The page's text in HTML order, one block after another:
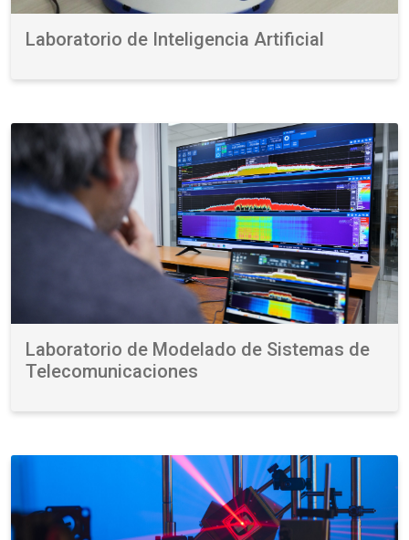
Laboratorio de Inteligencia Artificial
Laboratorio de Modelado de Sistemas de
Telecomunicaciones